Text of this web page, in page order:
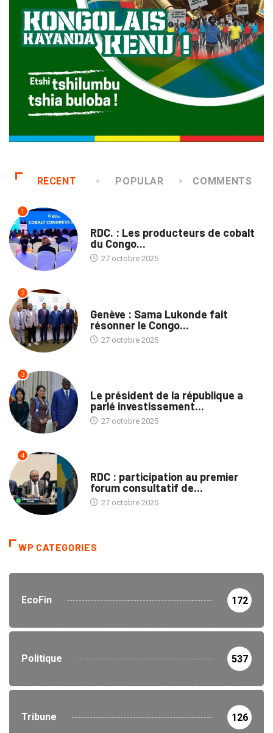
RECENT POPULAR COMMENTS
1
RDC. : Les producteurs de cobalt
du Congo...
27 octobre 2025
2
Genève : Sama Lukonde fait
résonner le Congo...
27 octobre 2025
3
Le président de la république a
parlé investissement...
27 octobre 2025
4
RDC : participation au premier
forum consultatif de...
27 octobre 2025
WP CATEGORIES
EcoFin 172
Politique 537
Tribune 126